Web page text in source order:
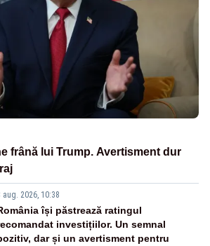
frână lui Trump. Avertisment dur
aug. 2026, 10:38
își păstrează ratingul
investițiilor. Un semnal
dar și un avertisment pentru